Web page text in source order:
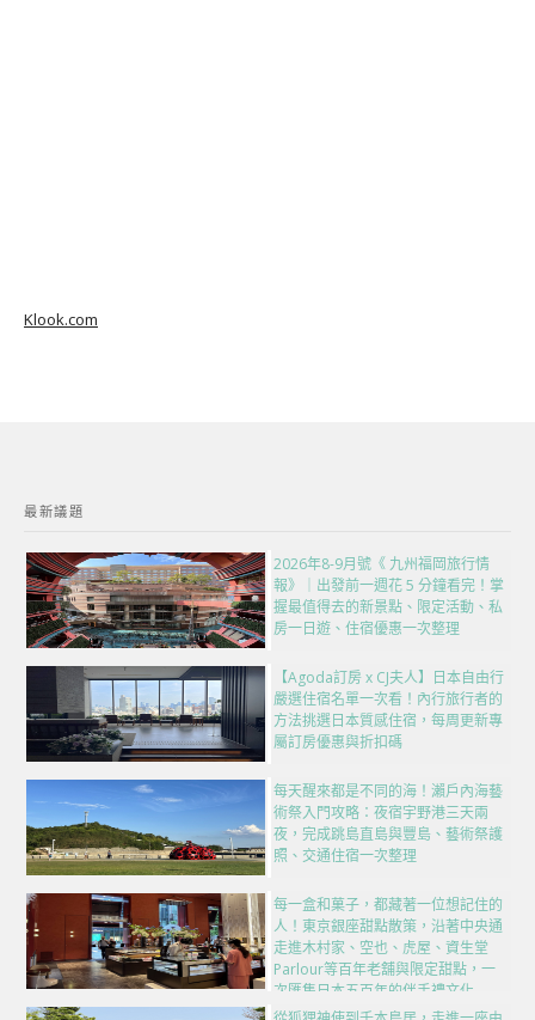
Klook.com
最新議題
2026年8-9月號《 九州福岡旅行情
報》｜出發前一週花 5 分鐘看完！掌
握最值得去的新景點、限定活動、私
房一日遊、住宿優惠一次整理
【Agoda訂房 x CJ夫人】日本自由行
嚴選住宿名單一次看！內行旅行者的
方法挑選日本質感住宿，每周更新專
屬訂房優惠與折扣碼
每天醒來都是不同的海！瀨戶內海藝
術祭入門攻略：夜宿宇野港三天兩
夜，完成跳島直島與豐島、藝術祭護
照、交通住宿一次整理
每一盒和菓子，都藏著一位想記住的
人！東京銀座甜點散策，沿著中央通
走進木村家、空也、虎屋、資生堂
Parlour等百年老舖與限定甜點，一
次匯集日本五百年的伴手禮文化